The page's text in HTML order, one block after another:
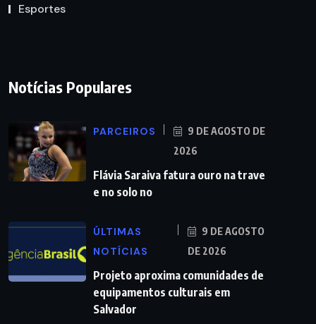
Esportes
Notícias Populares
PARCEIROS
9 DE AGOSTO DE
2026
Flávia Saraiva fatura ouro na trave
e no solo no
ÚLTIMAS
NOTÍCIAS
9 DE AGOSTO
DE 2026
Projeto aproxima comunidades de
equipamentos culturais em
Salvador